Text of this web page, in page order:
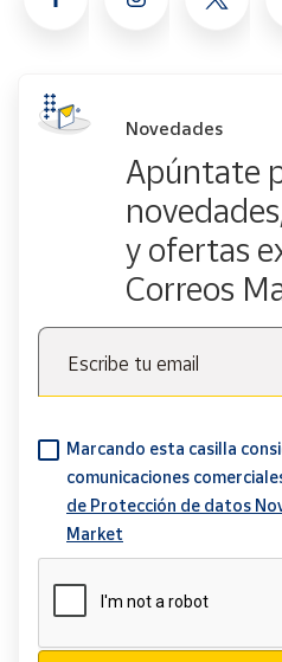
Novedades
Apúntate
y ofertas
Correos
Escribe tu email
Marcando esta casilla
comunicaciones
de Protección de datos
Market